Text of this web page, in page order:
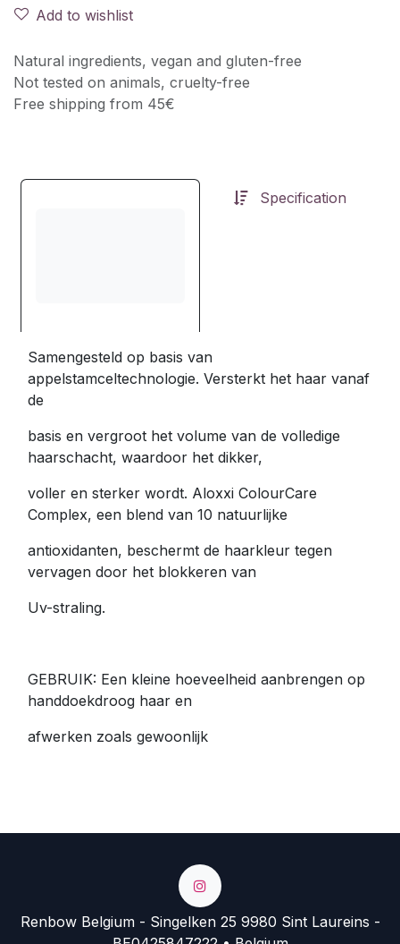
Add to wishlist
Natural ingredients, vegan and gluten-free
Not tested on animals, cruelty-free
Free shipping from 45€
Specification
Samengesteld op basis van
appelstamceltechnologie. Versterkt het haar vanaf
de
basis en vergroot het volume van de volledige
haarschacht, waardoor het dikker,
voller en sterker wordt. Aloxxi ColourCare
Complex, een blend van 10 natuurlijke
antioxidanten, beschermt de haarkleur tegen
vervagen door het blokkeren van
Uv-straling.
GEBRUIK: Een kleine hoeveelheid aanbrengen op
handdoekdroog haar en
afwerken zoals gewoonlijk
Renbow Belgium - Singelken 25 9980 Sint Laureins -